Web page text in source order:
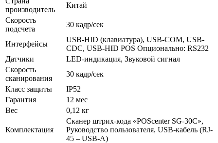
производитель
Китай
Скорость
подсчета
30 кадр/сек
Интерфейсы
USB-HID (клавиатура), USB-COM, USB-
CDC, USB-HID POS Опционально: RS232
Датчики
LED-индикация, Звуковой сигнал
Скорость
сканирования
30 кадр/сек
Класс защиты
IP52
Гарантия
12 мес
Вес
0,12 кг
Комплектация
Сканер штрих-кода «POScenter SG-30C»,
Руководство пользователя, USB-кабель (RJ-
45 – USB-A)